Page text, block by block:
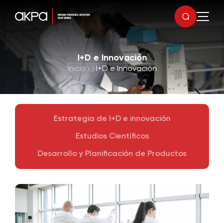
I+D e Innovación
Inicio I+D e Innovación
Estrategia de I+D e innovación
Estudios Científicos
Desarrollo y Planificación de Productos